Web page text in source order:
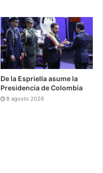
De la Espriella asume la
Presidencia de Colombia
8 agosto 2026